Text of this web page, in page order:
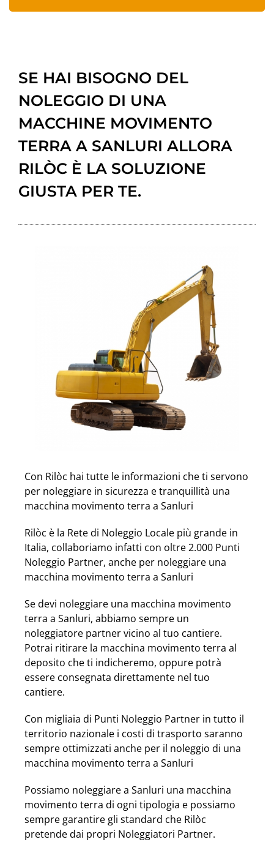
SE HAI BISOGNO DEL
NOLEGGIO DI UNA
MACCHINE MOVIMENTO
TERRA A SANLURI ALLORA
RILÒC È LA SOLUZIONE
GIUSTA PER TE.
Con Rilòc hai tutte le informazioni che ti servono
per noleggiare in sicurezza e tranquillità una
macchina movimento terra a Sanluri
Rilòc è la Rete di Noleggio Locale più grande in
Italia, collaboriamo infatti con oltre 2.000 Punti
Noleggio Partner, anche per noleggiare una
macchina movimento terra a Sanluri
Se devi noleggiare una macchina movimento
terra a Sanluri, abbiamo sempre un
noleggiatore partner vicino al tuo cantiere.
Potrai ritirare la macchina movimento terra al
deposito che ti indicheremo, oppure potrà
essere consegnata direttamente nel tuo
cantiere.
Con migliaia di Punti Noleggio Partner in tutto il
territorio nazionale i costi di trasporto saranno
sempre ottimizzati anche per il noleggio di una
macchina movimento terra a Sanluri
Possiamo noleggiare a Sanluri una macchina
movimento terra di ogni tipologia e possiamo
sempre garantire gli standard che Rilòc
pretende dai propri Noleggiatori Partner.